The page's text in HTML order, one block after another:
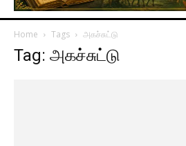
Home Tags அகச்சுட்டு
Tag: அகச்சுட்டு